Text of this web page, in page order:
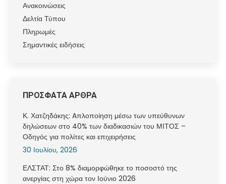
Ανακοινώσεις
Δελτία Τύπου
Πληρωμές
Σημαντικές ειδήσεις
ΠΡΟΣΦΑΤΑ ΑΡΘΡΑ
Κ. Χατζηδάκης: Aπλοποίηση μέσω των υπεύθυνων
δηλώσεων στο 40% των διαδικασιών του ΜΙΤΟΣ –
Οδηγός για πολίτες και επιχειρήσεις
30 Ιουλίου, 2026
ΕΛΣΤΑΤ: Στο 8% διαμορφώθηκε το ποσοστό της
ανεργίας στη χώρα τον Ιούνιο 2026